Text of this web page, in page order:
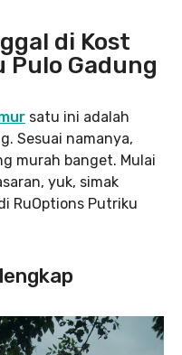
di Kost
Gadung
satu ini adalah
Sesuai namanya,
murah banget. Mulai
yuk, simak
RuOptions Putriku